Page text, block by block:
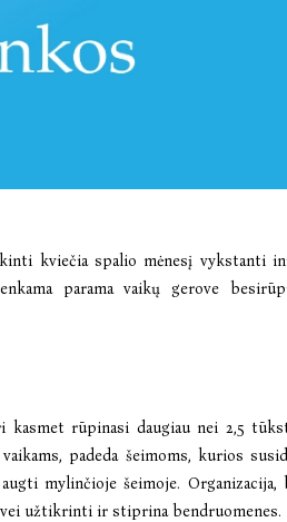
kviečia spalio mėnesį vykstanti
parama vaikų gerove
kasmet rūpinasi daugiau nei 2,5
padeda šeimoms, kurios
mylinčioje šeimoje. Organizacija,
užtikrinti ir stiprina bendruomenes.